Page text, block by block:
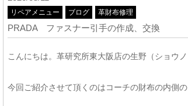
リペアメニュー ブログ 革財布修理
PRADA ファスナー引手の作成、交換
こんにちは。革研究所東大阪店の生野（ショウ
今回ご紹介させて頂くのはコーチの財布の内側